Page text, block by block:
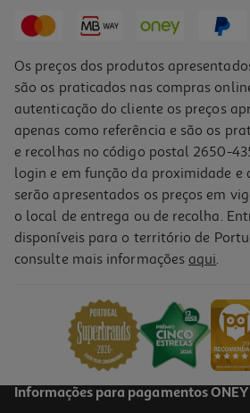
-10%
Livro Benjamim E Os Dias Cheios De Nada
PVP de editor
15,75 €
Os preços dos produtos
são os praticados nas compras
autenticação do cliente os preços
apenas como referência e são os
e recolhas no código postal 2650-
login e em função da proximidade e
serão apresentados os preços em
o local de entrega ou de recolha.
disponíveis para o território de
consulte mais informações aqui.
Informações para pagamentos ONEY